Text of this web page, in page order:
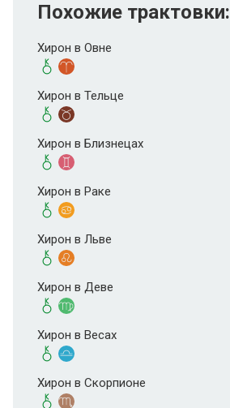
Похожие трактовки:
Хирон в Овне
Хирон в Тельце
Хирон в Близнецах
Хирон в Раке
Хирон в Льве
Хирон в Деве
Хирон в Весах
Хирон в Скорпионе